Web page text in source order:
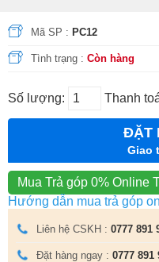
Mã SP : PC12
Tình trạng : Còn hàng
Số lượng: Thanh
ĐẶT
Giao
Mua Trả góp 0% Online
Hướng dẫn mua trả góp
Liên hệ CSKH : 0777 891
Đặt hàng ngay : 0777 891